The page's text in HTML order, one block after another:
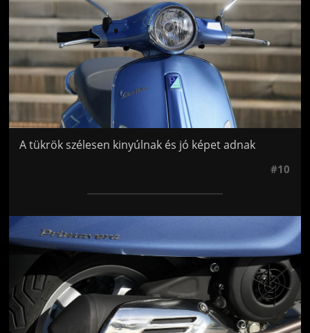
A tükrök szélesen kinyúlnak és jó képet adnak
#10
Jön még kép!